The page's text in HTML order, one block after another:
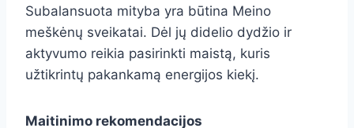
Subalansuota mityba yra būtina Meino
meškėnų sveikatai. Dėl jų didelio dydžio ir
aktyvumo reikia pasirinkti maistą, kuris
užtikrintų pakankamą energijos kiekį.
Maitinimo rekomendacijos